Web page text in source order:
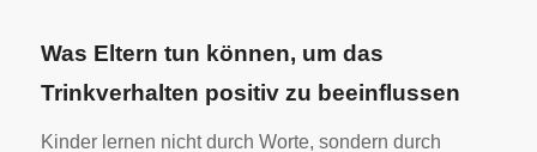
Was Eltern tun können, um das
Trinkverhalten positiv zu beeinflussen
Kinder lernen nicht durch Worte, sondern durch